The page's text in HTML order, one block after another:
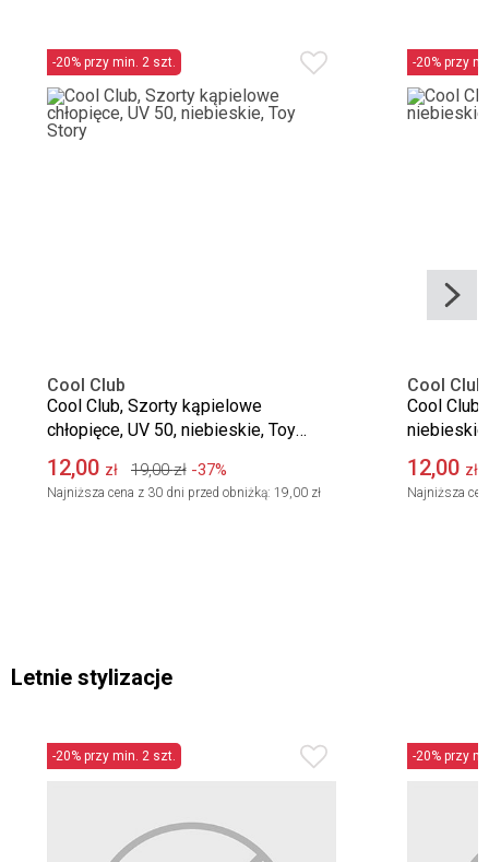
-20% przy min. 2 szt.
Cool Club
Cool Club, Szorty kąpielowe
chłopięce, UV 50, niebieskie, Toy
Story
12,00 zł 19,00 zł -37%
Najniższa cena z 30 dni przed obniżką: 19,00 zł
-20% przy
Cool Club
Cool
niebieskie
12,00 zł
Najniższa
Letnie stylizacje
-20% przy min. 2 szt. -20% przy